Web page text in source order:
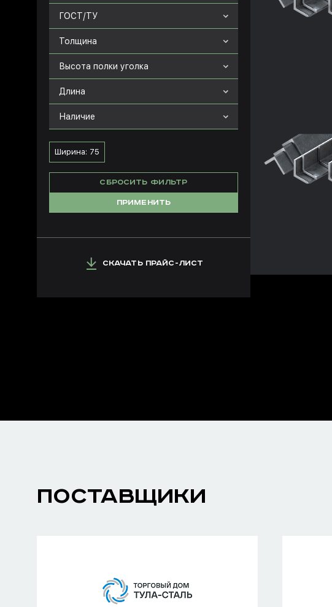
ГОСТ/ТУ
Толщина
Высота полки уголка
Длина
Наличие
Ширина: 75
СБРОСИТЬ ФИЛЬТР
ПРИМЕНИТЬ
СКАЧАТЬ ПРАЙС-ЛИСТ
ПОСТАВЩИКИ